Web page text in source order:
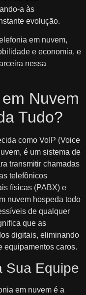
a às
evolução.
em nuvem,
e economia, e
nessa
Nuvem
Tudo?
como VoIP (Voice
é um sistema de
transmitir chamadas
telefônicos
físicas (PABX) e
nuvem hospeda todo
de qualquer
que as
digitais, eliminando
equipamentos caros.
Sua Equipe
em nuvem é a